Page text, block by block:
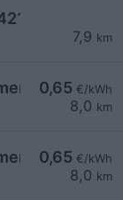
7,9 km
0,65 €/kWh
8,0 km
0,65 €/kWh
8,0 km